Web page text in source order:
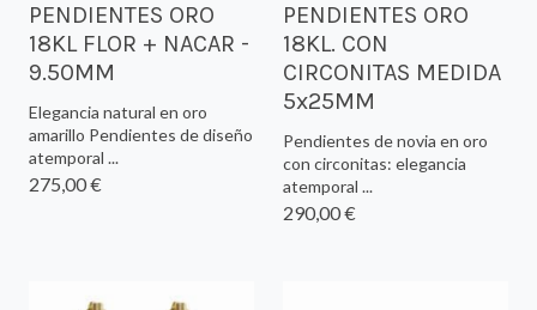
PENDIENTES ORO
18KL FLOR + NACAR -
9.50MM
Elegancia natural en oro
amarillo Pendientes de diseño
atemporal ...
275,00 €
PENDIENTES ORO
18KL. CON
CIRCONITAS MEDIDA
5x25MM
Pendientes de novia en oro
con circonitas: elegancia
atemporal ...
290,00 €